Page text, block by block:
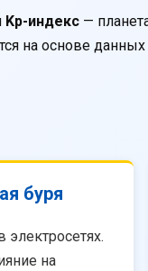
Kp-индекс —
на основе
буря
на